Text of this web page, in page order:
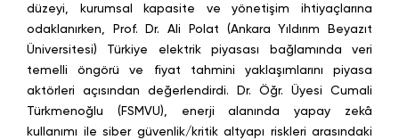
düzeyi, kurumsal kapasite ve yönetişim ihtiyaçlarına
odaklanırken, Prof. Dr. Ali Polat (Ankara Yıldırım Beyazıt
Üniversitesi) Türkiye elektrik piyasası bağlamında veri
temelli öngörü ve fiyat tahmini yaklaşımlarını piyasa
aktörleri açısından değerlendirdi. Dr. Öğr. Üyesi Cumali
Türkmenoğlu (FSMVU), enerji alanında yapay zekâ
kullanımı ile siber güvenlik/kritik altyapı riskleri arasındaki